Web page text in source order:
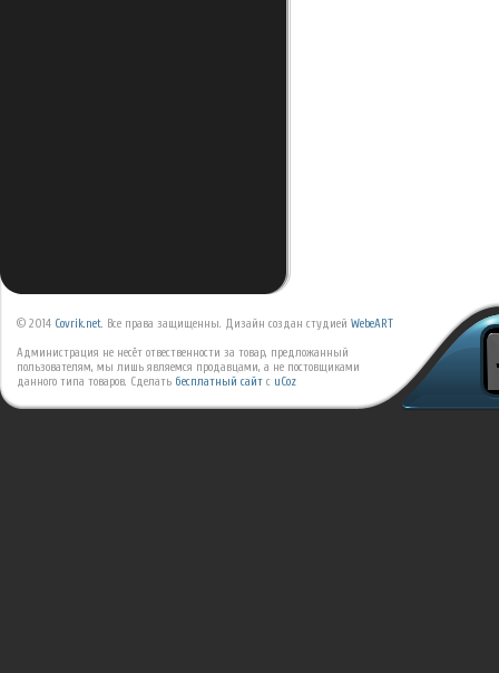
© 2014 Covrik.net. Все права защищенны. Дизайн создан студией WebeART
Администрация не несёт отвественности за товар, предложанный
пользователям, мы лишь являемся продавцами, а не постовщиками
данного типа товаров. Сделать бесплатный сайт с uCoz